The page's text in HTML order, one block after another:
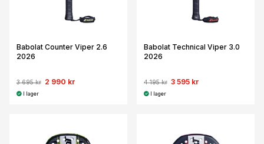
Babolat Counter Viper 2.6
2026
3 695 kr 2 990 kr
I lager
Babolat Technical Viper 3.0
2026
4 195 kr 3 595 kr
I lager